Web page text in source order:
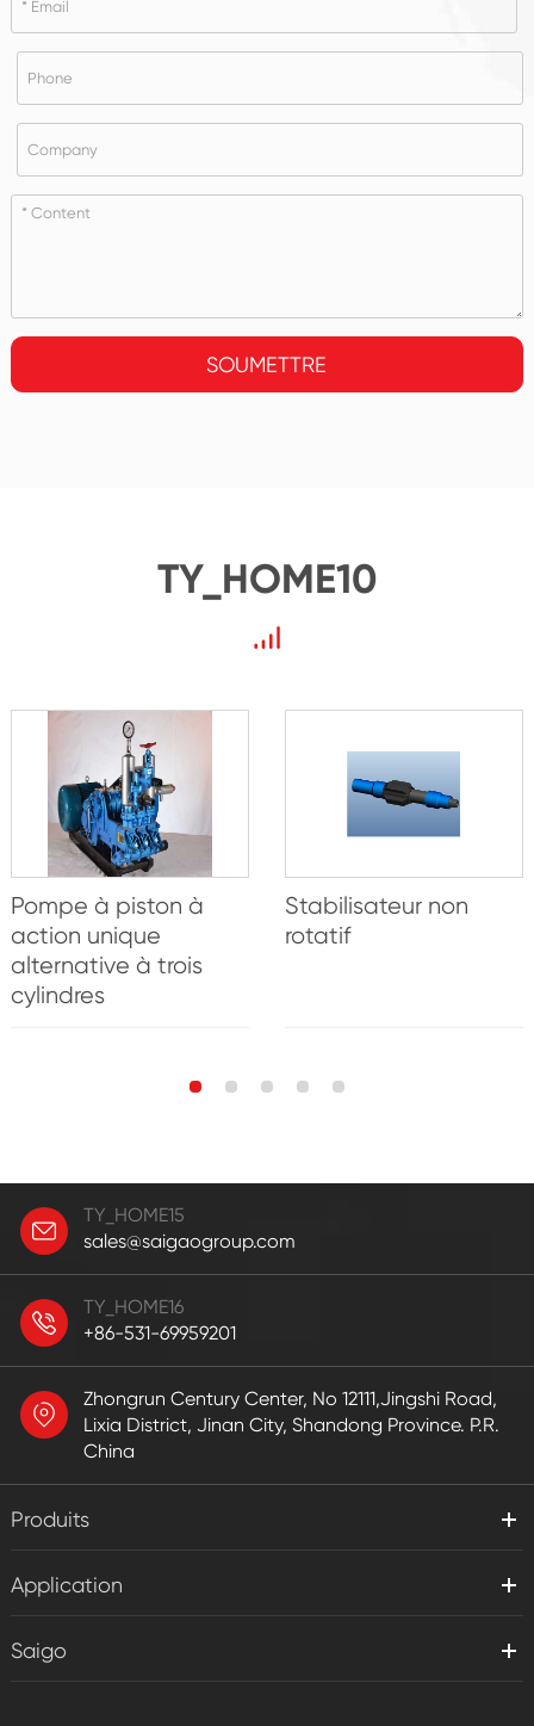
SOUMETTRE
TY_HOME10
Pompe à piston à
action unique
alternative à trois
cylindres
Stabilisateur non
rotatif
TY_HOME15
sales@saigaogroup.com
TY_HOME16
+86-531-69959201
Zhongrun Century Center, No 12111,Jingshi Road,
Lixia District, Jinan City, Shandong Province. P.R.
China
Produits
Application
Saigo